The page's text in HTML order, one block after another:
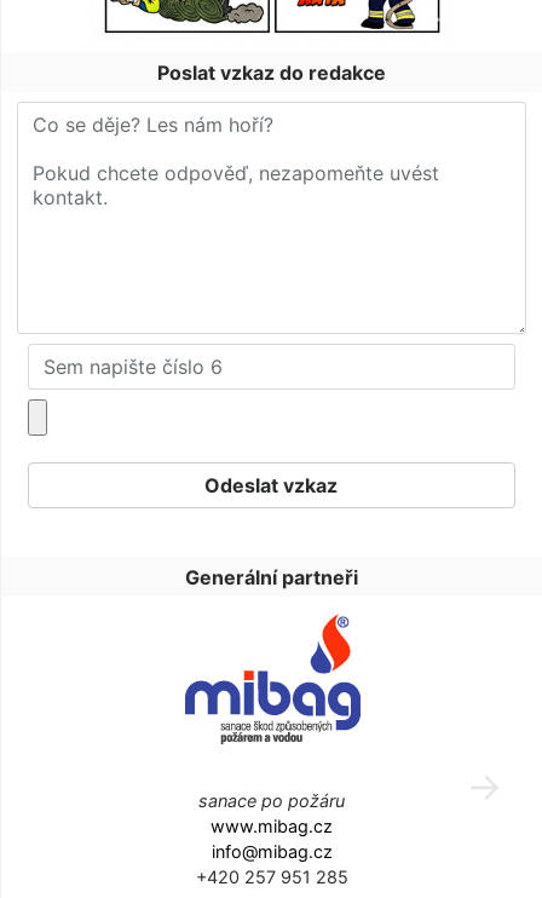
Poslat vzkaz do redakce
Generální partneři
sanace po požáru
www.mibag.cz
info@mibag.cz
+420 257 951 285